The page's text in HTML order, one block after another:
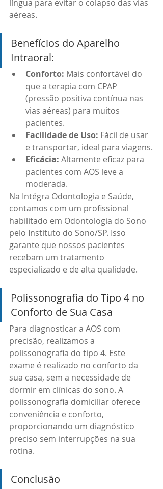
língua para evitar o colapso das vias
aéreas.
Benefícios do Aparelho
Intraoral:
Conforto: Mais confortável do
que a terapia com CPAP
(pressão positiva contínua nas
vias aéreas) para muitos
pacientes.
Facilidade de Uso: Fácil de usar
e transportar, ideal para viagens.
Eficácia: Altamente eficaz para
pacientes com AOS leve a
moderada.
Na Intégra Odontologia e Saúde,
contamos com um profissional
habilitado em Odontologia do Sono
pelo Instituto do Sono/SP. Isso
garante que nossos pacientes
recebam um tratamento
especializado e de alta qualidade.
Polissonografia do Tipo 4 no
Conforto de Sua Casa
Para diagnosticar a AOS com
precisão, realizamos a
polissonografia do tipo 4. Este
exame é realizado no conforto da
sua casa, sem a necessidade de
dormir em clínicas do sono. A
polissonografia domiciliar oferece
conveniência e conforto,
proporcionando um diagnóstico
preciso sem interrupções na sua
rotina.
Conclusão